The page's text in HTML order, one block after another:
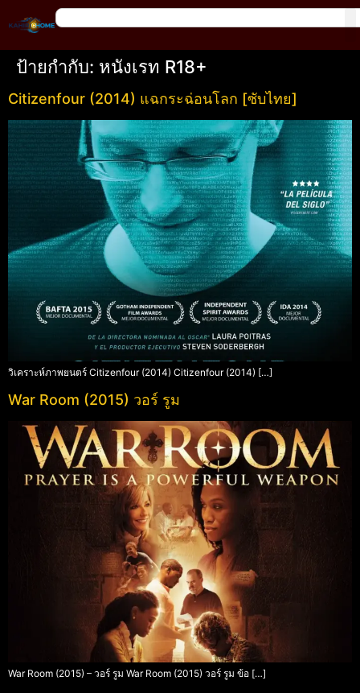
ป้ายกำกับ: หนังเรท R18+
Citizenfour (2014) แฉกระฉ่อนโลก [ซับไทย]
วิเคราะห์ภาพยนตร์ Citizenfour (2014) Citizenfour (2014) […]
War Room (2015) วอร์ รูม
War Room (2015) – วอร์ รูม War Room (2015) วอร์ รูม ข้อ […]